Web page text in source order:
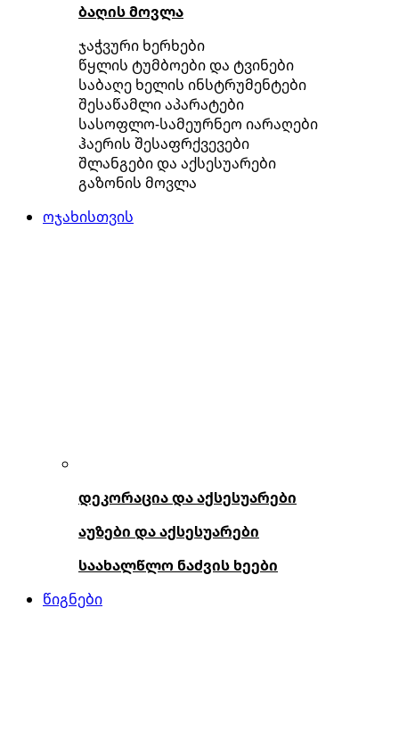
ბაღის მოვლა
ჯაჭვური ხერხები
წყლის ტუმბოები და ტვინები
საბაღე ხელის ინსტრუმენტები
შესაწამლი აპარატები
სასოფლო-სამეურნეო იარაღები
ჰაერის შესაფრქვევები
შლანგები და აქსესუარები
გაზონის მოვლა
ოჯახისთვის
დეკორაცია და აქსესუარები
აუზები და აქსესუარები
საახალწლო ნაძვის ხეები
წიგნები